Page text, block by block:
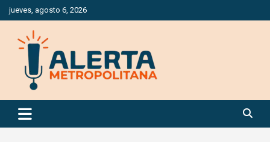
Saltar
al
contenido
jueves, agosto 6, 2026
Alerta Metropolitana